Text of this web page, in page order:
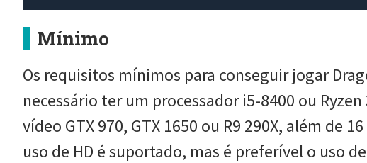
Mínimo
Os requisitos mínimos para conseguir jogar
necessário ter um processador i5-8400 ou
vídeo GTX 970, GTX 1650 ou R9 290X, além de
uso de HD é suportado, mas é preferível o uso